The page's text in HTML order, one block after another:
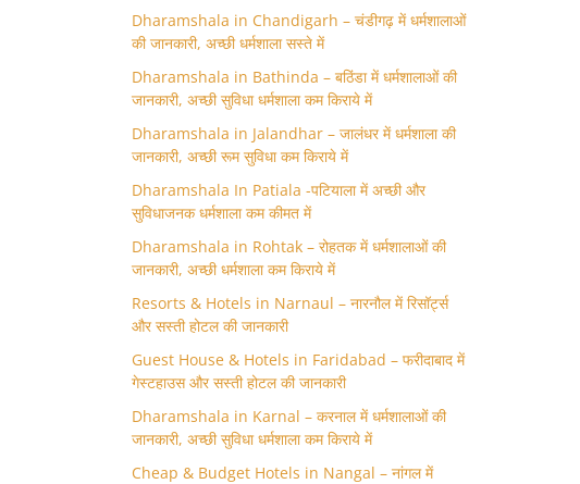
Dharamshala in Chandigarh – चंडीगढ़ में धर्मशालाओं
की जानकारी, अच्छी धर्मशाला सस्ते में
Dharamshala in Bathinda – बठिंडा में धर्मशालाओं की
जानकारी, अच्छी सुविधा धर्मशाला कम किराये में
Dharamshala in Jalandhar – जालंधर में धर्मशाला की
जानकारी, अच्छी रूम सुविधा कम किराये में
Dharamshala In Patiala -पटियाला में अच्छी और
सुविधाजनक धर्मशाला कम कीमत में
Dharamshala in Rohtak – रोहतक में धर्मशालाओं की
जानकारी, अच्छी धर्मशाला कम किराये में
Resorts & Hotels in Narnaul – नारनौल में रिसॉर्ट्स
और सस्ती होटल की जानकारी
Guest House & Hotels in Faridabad – फरीदाबाद में
गेस्टहाउस और सस्ती होटल की जानकारी
Dharamshala in Karnal – करनाल में धर्मशालाओं की
जानकारी, अच्छी सुविधा धर्मशाला कम किराये में
Cheap & Budget Hotels in Nangal – नांगल में